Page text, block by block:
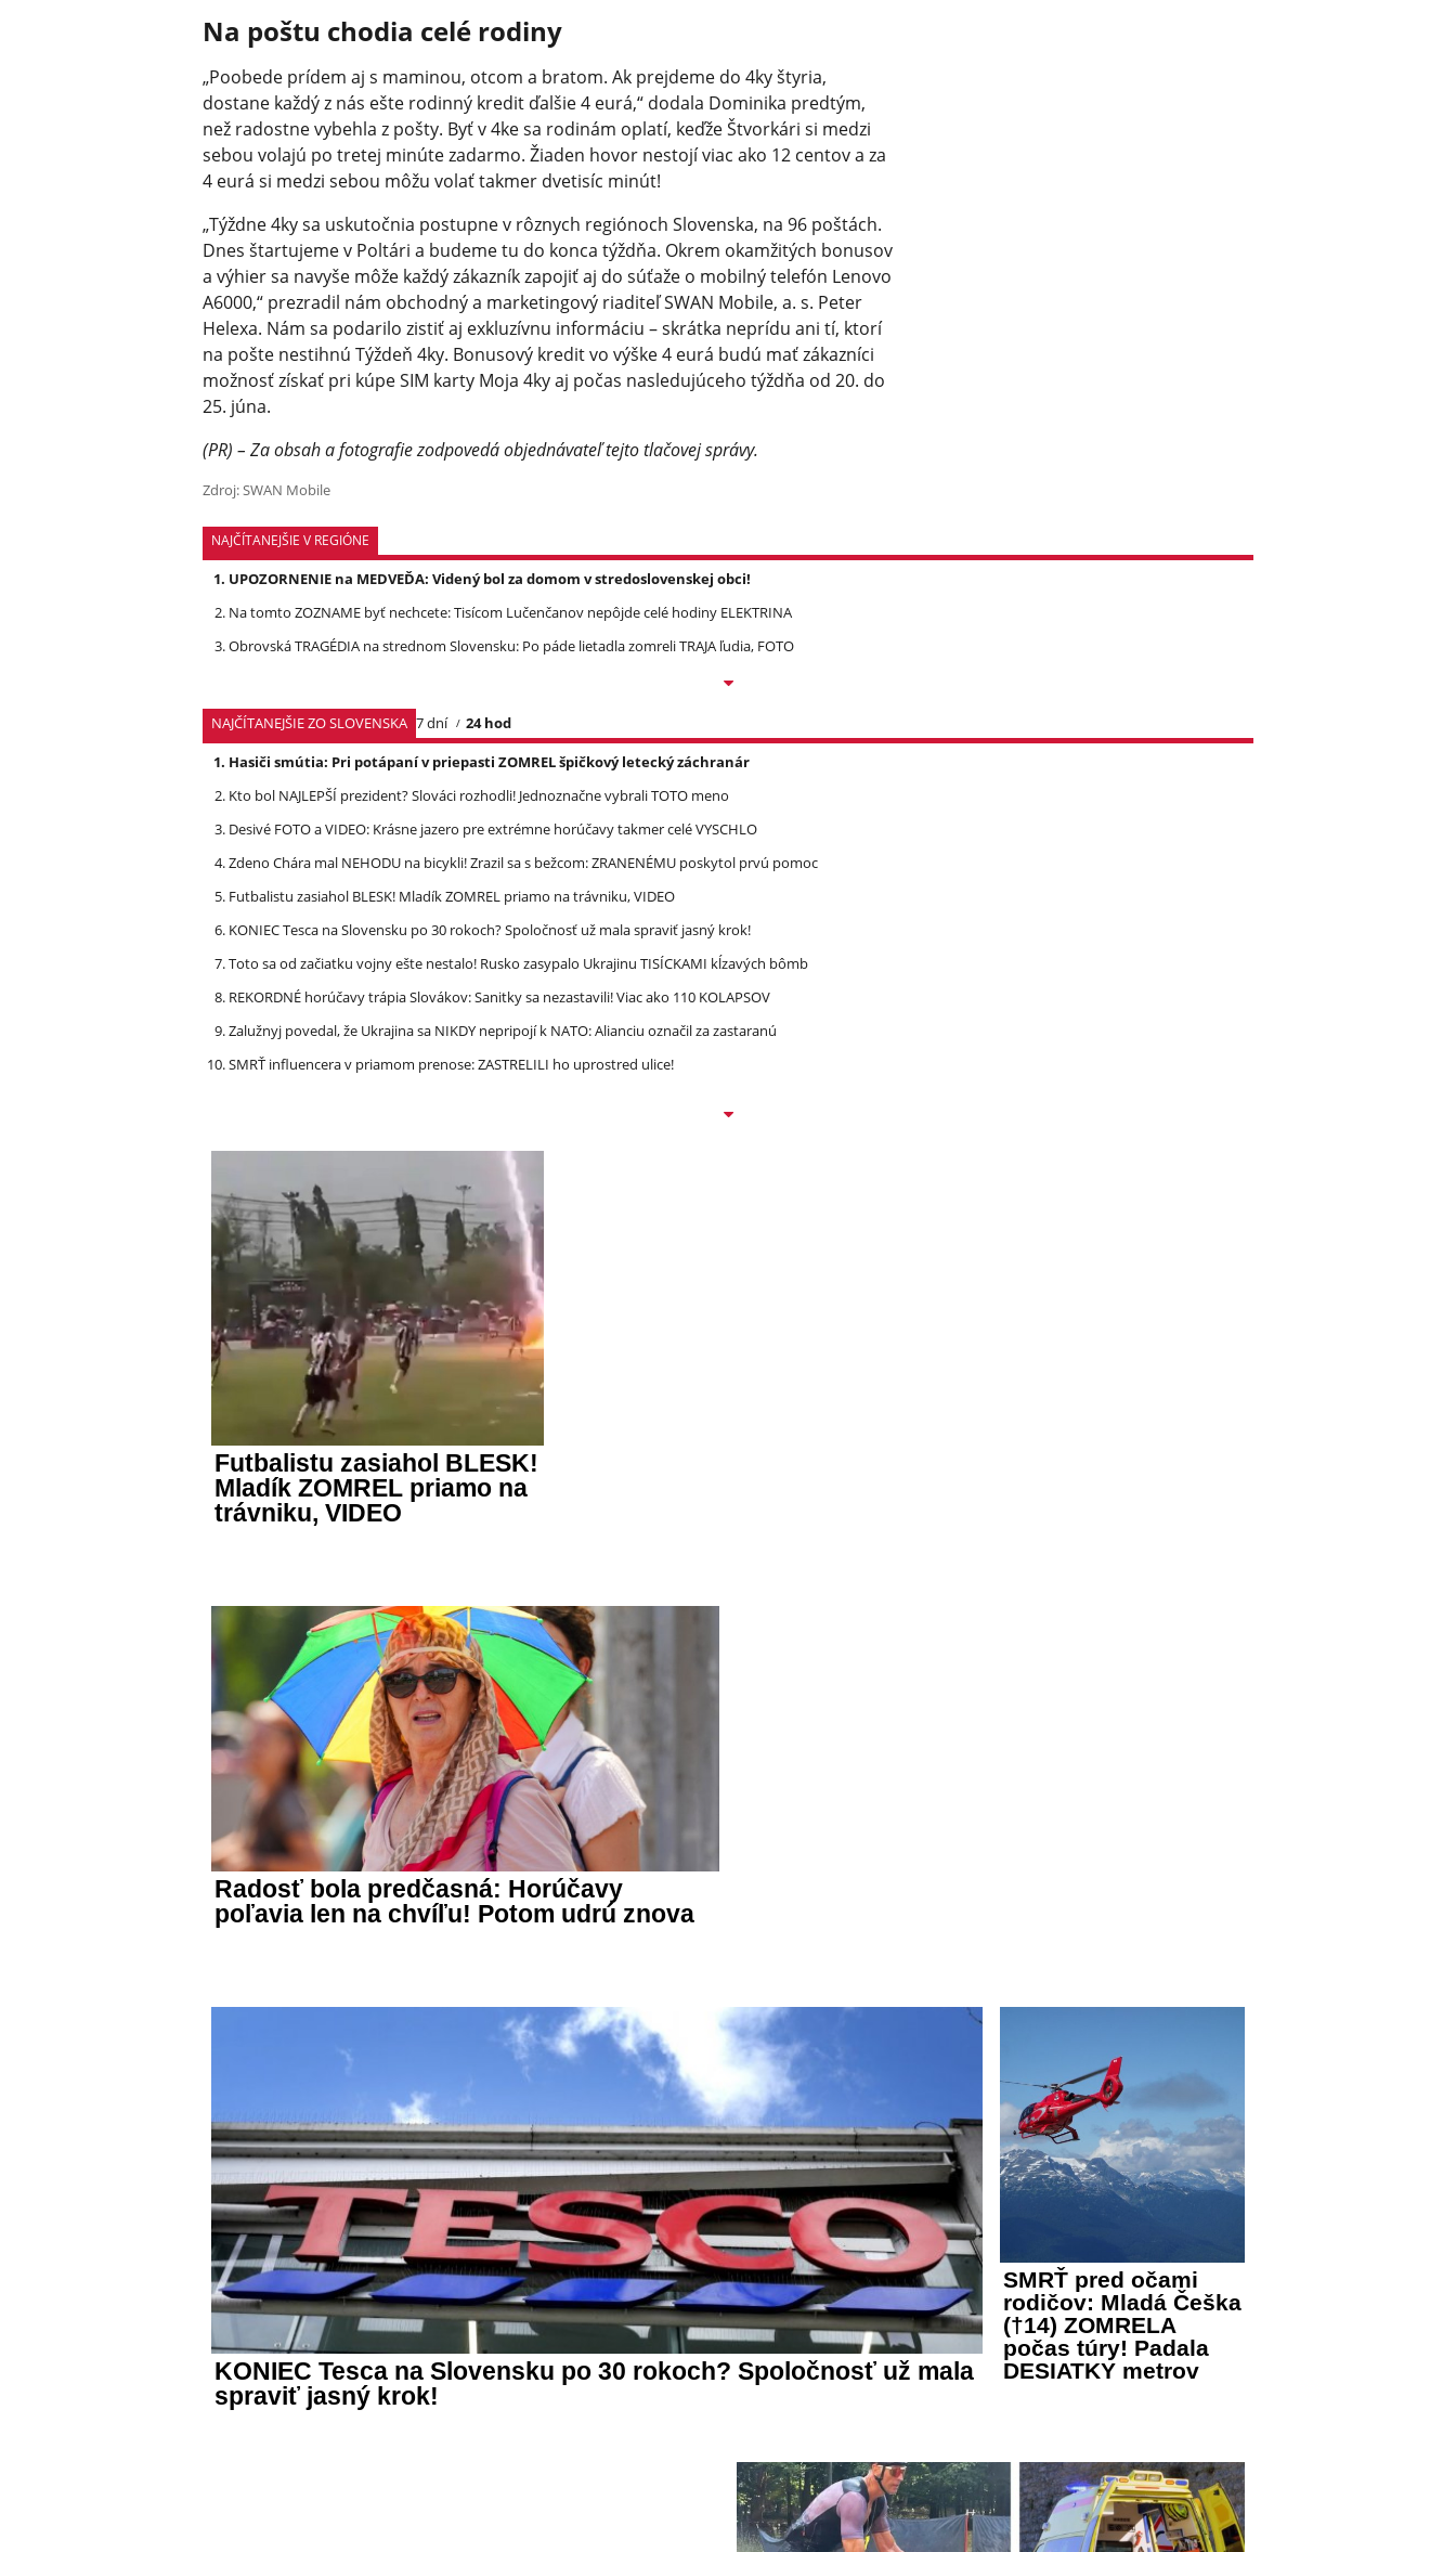
Na poštu chodia celé rodiny
„Poobede prídem aj s maminou, otcom a bratom. Ak prejdeme do 4ky štyria,
dostane každý z nás ešte rodinný kredit ďalšie 4 eurá,“ dodala Dominika predtým,
než radostne vybehla z pošty. Byť v 4ke sa rodinám oplatí, keďže Štvorkári si medzi
sebou volajú po tretej minúte zadarmo. Žiaden hovor nestojí viac ako 12 centov a za
4 eurá si medzi sebou môžu volať takmer dvetisíc minút!
„Týždne 4ky sa uskutočnia postupne v rôznych regiónoch Slovenska, na 96 poštách.
Dnes štartujeme v Poltári a budeme tu do konca týždňa. Okrem okamžitých bonusov
a výhier sa navyše môže každý zákazník zapojiť aj do súťaže o mobilný telefón Lenovo
A6000,“ prezradil nám obchodný a marketingový riaditeľ SWAN Mobile, a. s. Peter
Helexa. Nám sa podarilo zistiť aj exkluzívnu informáciu – skrátka neprídu ani tí, ktorí
na pošte nestihnú Týždeň 4ky. Bonusový kredit vo výške 4 eurá budú mať zákazníci
možnosť získať pri kúpe SIM karty Moja 4ky aj počas nasledujúceho týždňa od 20. do
25. júna.
(PR) – Za obsah a fotografie zodpovedá objednávateľ tejto tlačovej správy.
Zdroj: SWAN Mobile
NAJČÍTANEJŠIE V REGIÓNE
UPOZORNENIE na MEDVEĎA: Videný bol za domom v stredoslovenskej obci!
Na tomto ZOZNAME byť nechcete: Tisícom Lučenčanov nepôjde celé hodiny ELEKTRINA
Obrovská TRAGÉDIA na strednom Slovensku: Po páde lietadla zomreli TRAJA ľudia, FOTO
NAJČÍTANEJŠIE ZO SLOVENSKA 7 dní
24 hod
Hasiči smútia: Pri potápaní v priepasti ZOMREL špičkový letecký záchranár
Kto bol NAJLEPŠÍ prezident? Slováci rozhodli! Jednoznačne vybrali TOTO meno
Desivé FOTO a VIDEO: Krásne jazero pre extrémne horúčavy takmer celé VYSCHLO
Zdeno Chára mal NEHODU na bicykli! Zrazil sa s bežcom: ZRANENÉMU poskytol prvú pomoc
Futbalistu zasiahol BLESK! Mladík ZOMREL priamo na trávniku, VIDEO
KONIEC Tesca na Slovensku po 30 rokoch? Spoločnosť už mala spraviť jasný krok!
Toto sa od začiatku vojny ešte nestalo! Rusko zasypalo Ukrajinu TISÍCKAMI kĺzavých bômb
REKORDNÉ horúčavy trápia Slovákov: Sanitky sa nezastavili! Viac ako 110 KOLAPSOV
Zalužnyj povedal, že Ukrajina sa NIKDY nepripojí k NATO: Alianciu označil za zastaranú
SMRŤ influencera v priamom prenose: ZASTRELILI ho uprostred ulice!
Futbalistu zasiahol BLESK!
Mladík ZOMREL priamo na
trávniku, VIDEO
Radosť bola predčasná: Horúčavy
poľavia len na chvíľu! Potom udrú znova
KONIEC Tesca na Slovensku po 30 rokoch? Spoločnosť už mala
spraviť jasný krok!
SMRŤ pred očami
rodičov: Mladá Češka
(†14) ZOMRELA
počas túry! Padala
DESIATKY metrov